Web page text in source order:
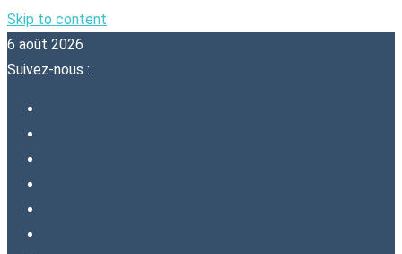
Skip to content
6 août 2026
Suivez-nous :